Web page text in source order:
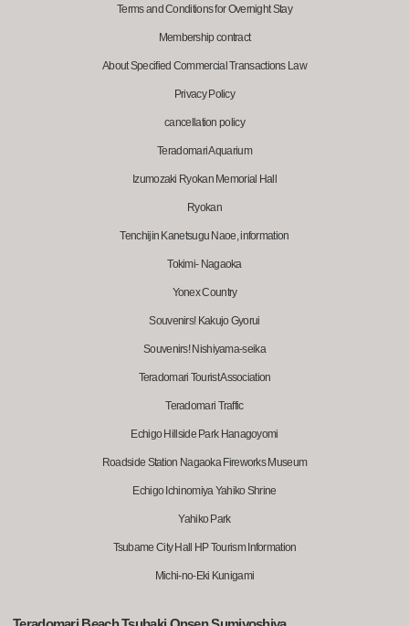
Terms and Conditions for Overnight Stay
Membership contract
About Specified Commercial Transactions Law
Privacy Policy
cancellation policy
Teradomari Aquarium
Izumozaki Ryokan Memorial Hall
Ryokan
Tenchijin Kanetsugu Naoe, information
Tokimi- Nagaoka
Yonex Country
Souvenirs! Kakujo Gyorui
Souvenirs! Nishiyama-seika
Teradomari Tourist Association
Teradomari Traffic
Echigo Hillside Park Hanagoyomi
Roadside Station Nagaoka Fireworks Museum
Echigo Ichinomiya Yahiko Shrine
Yahiko Park
Tsubame City Hall HP Tourism Information
Michi-no-Eki Kunigami